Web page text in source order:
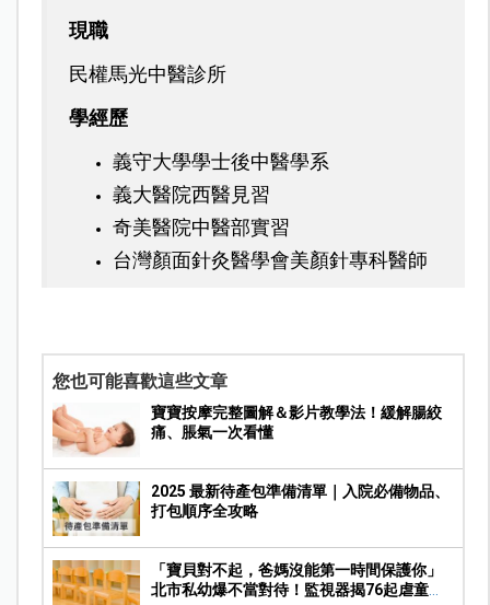
現職
民權馬光中醫診所
學經歷
義守大學學士後中醫學系
義大醫院西醫見習
奇美醫院中醫部實習
台灣顏面針灸醫學會美顏針專科醫師
您也可能喜歡這些文章
寶寶按摩完整圖解＆影片教學法！緩解腸絞
痛、脹氣一次看懂
2025 最新待產包準備清單｜入院必備物品、
打包順序全攻略
「寶貝對不起，爸媽沒能第一時間保護你」
北市私幼爆不當對待！監視器揭76起虐童畫